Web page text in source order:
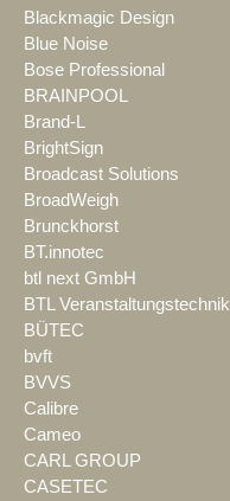
Blackmagic Design
Blue Noise
Bose Professional
BRAINPOOL
Brand-L
BrightSign
Broadcast Solutions
BroadWeigh
Brunckhorst
BT.innotec
btl next GmbH
BTL Veranstaltungstechnik
BÜTEC
bvft
BVVS
Calibre
Cameo
CARL GROUP
CASETEC